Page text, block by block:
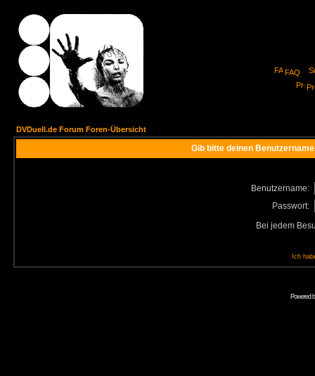
FAQ
DVDuell.de Forum Foren-Übersicht
Gib bitte deinen
Benutzername:
Passwort:
Bei jedem
Ich
Powered